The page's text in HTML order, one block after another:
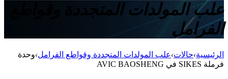
علب المولدات المتجددة وقواطع
الفرامل
الرئيسية›حالات›علب المولدات المتجددة وقواطع الفرامل›وحدة
فرملة SIKES في AVIC BAOSHENG